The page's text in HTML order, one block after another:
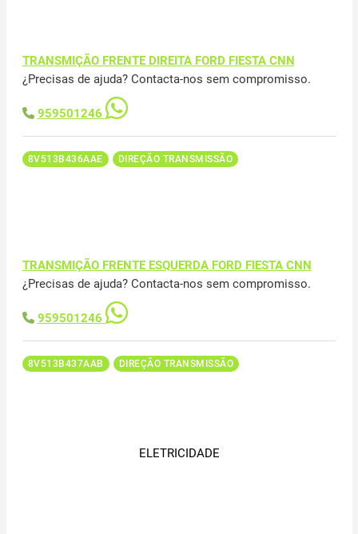
TRANSMIÇÃO FRENTE DIREITA FORD FIESTA CNN
¿Precisas de ajuda? Contacta-nos sem compromisso.
959501246
8V513B436AAE DIREÇÃO TRANSMISSÃO
TRANSMIÇÃO FRENTE ESQUERDA FORD FIESTA CNN
¿Precisas de ajuda? Contacta-nos sem compromisso.
959501246
8V513B437AAB DIREÇÃO TRANSMISSÃO
ELETRICIDADE